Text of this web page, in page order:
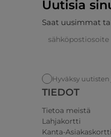
Uutisia
Saat uusimmat
Hyväksy
TIEDOT
Tietoa meistä
Lahjakortti
Kanta-Asiakaskortti